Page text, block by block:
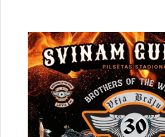
Drukāt lapu
Dalīties